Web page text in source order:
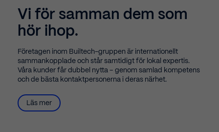
Vi för samman dem som
hör ihop.
Företagen inom Builtech-gruppen är internationellt
sammankopplade och står samtidigt för lokal expertis.
Våra kunder får dubbel nytta – genom samlad kompetens
och de bästa kontaktpersonerna i deras närhet.
Läs mer